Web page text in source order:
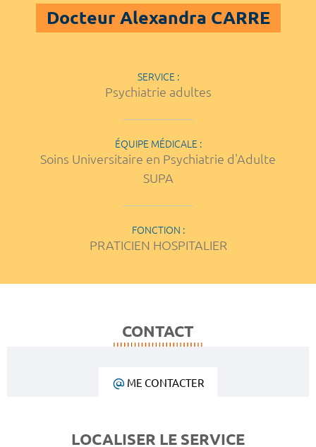
Docteur Alexandra CARRE
SERVICE :
Psychiatrie adultes
ÉQUIPE MÉDICALE :
Soins Universitaire en Psychiatrie d'Adulte
SUPA
FONCTION :
PRATICIEN HOSPITALIER
CONTACT
ME CONTACTER
LOCALISER LE SERVICE